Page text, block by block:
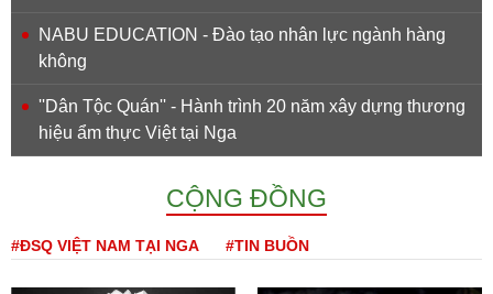
NABU EDUCATION - Đào tạo nhân lực ngành hàng
không
''Dân Tộc Quán'' - Hành trình 20 năm xây dựng thương
hiệu ẩm thực Việt tại Nga
CỘNG ĐỒNG
#ĐSQ VIỆT NAM TẠI NGA #TIN BUỒN